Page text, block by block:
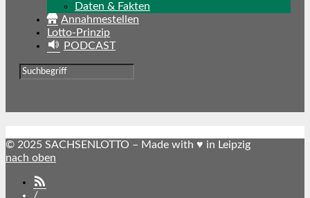
Daten & Fakten
Annahmestellen
Lotto-Prinzip
PODCAST
© 2025 SACHSENLOTTO – Made with ♥ in Leipzig
nach oben
/